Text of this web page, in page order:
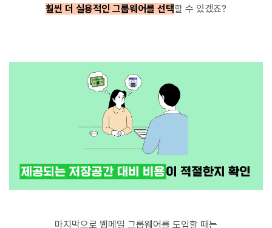
훨씬 더 실용적인 그룹웨어를 선택할 수 있겠죠?
마지막으로 웹메일 그룹웨어를 도입할 때는